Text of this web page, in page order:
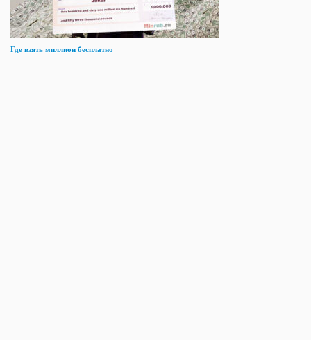
Где взять миллион бесплатно